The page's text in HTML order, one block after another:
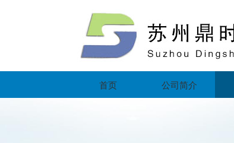
首页 公司简介